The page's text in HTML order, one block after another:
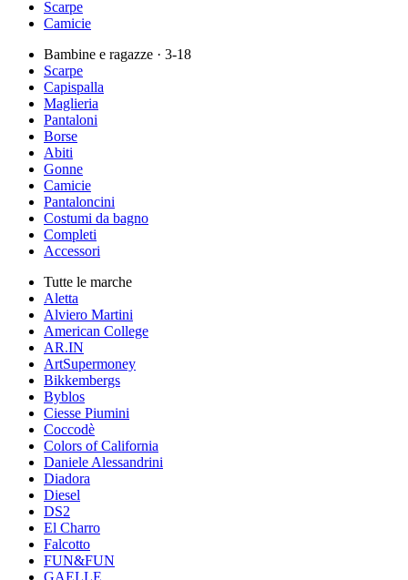
Scarpe
Camicie
Bambine e ragazze · 3-18
Scarpe
Capispalla
Maglieria
Pantaloni
Borse
Abiti
Gonne
Camicie
Pantaloncini
Costumi da bagno
Completi
Accessori
Tutte le marche
Aletta
Alviero Martini
American College
AR.IN
ArtSupermoney
Bikkembergs
Byblos
Ciesse Piumini
Coccodè
Colors of California
Daniele Alessandrini
Diadora
Diesel
DS2
El Charro
Falcotto
FUN&FUN
GAELLE